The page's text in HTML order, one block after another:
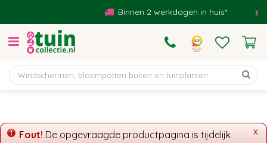
t
Binnen 2 werkdagen in huis*
x
Fout! De opgevraagde productpagina is tijdelijk